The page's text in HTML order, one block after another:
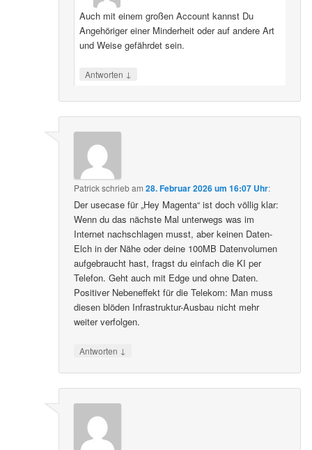
Auch mit einem großen Account kannst Du
Angehöriger einer Minderheit oder auf andere Art
und Weise gefährdet sein.
Antworten ↓
Patrickschriebam28. Februar 2026 um 16:07 Uhr:
Der usecase für „Hey Magenta“ ist doch völlig klar:
Wenn du das nächste Mal unterwegs was im
Internet nachschlagen musst, aber keinen Daten-
Elch in der Nähe oder deine 100MB Datenvolumen
aufgebraucht hast, fragst du einfach die KI per
Telefon. Geht auch mit Edge und ohne Daten.
Positiver Nebeneffekt für die Telekom: Man muss
diesen blöden Infrastruktur-Ausbau nicht mehr
weiter verfolgen.
Antworten ↓